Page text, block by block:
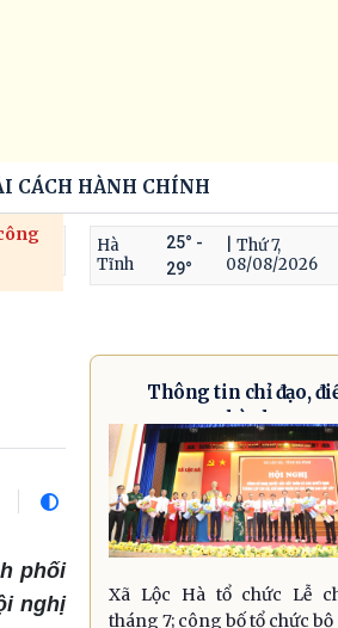
CÁCH HÀNH CHÍNH
Hà
Tĩnh
25° -
29°
| Thứ 7,
08/08/2026
phối
nghị
Thông tin chỉ đạo,
hành
Xã Lộc Hà tổ chức Lễ
tháng 7; công bố tổ chức bộ